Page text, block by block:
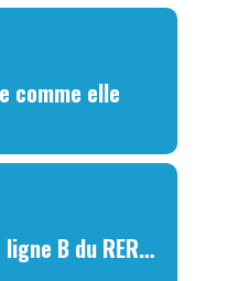
comme elle
B du RER…